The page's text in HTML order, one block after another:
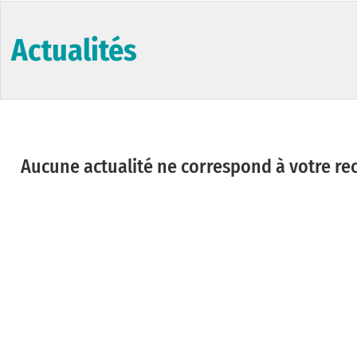
Actualités
Aucune actualité ne correspond à votre